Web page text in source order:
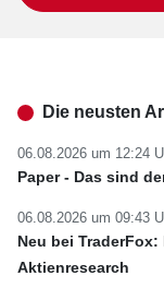
Die neusten
06.08.2026 um 12:24
Paper - Das sind
06.08.2026 um 09:43
Neu bei
Aktienresearch